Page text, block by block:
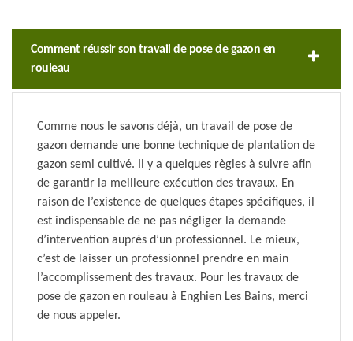
Comment réussir son travail de pose de gazon en
rouleau
Comme nous le savons déjà, un travail de pose de
gazon demande une bonne technique de plantation de
gazon semi cultivé. Il y a quelques règles à suivre afin
de garantir la meilleure exécution des travaux. En
raison de l’existence de quelques étapes spécifiques, il
est indispensable de ne pas négliger la demande
d’intervention auprès d’un professionnel. Le mieux,
c’est de laisser un professionnel prendre en main
l’accomplissement des travaux. Pour les travaux de
pose de gazon en rouleau à Enghien Les Bains, merci
de nous appeler.